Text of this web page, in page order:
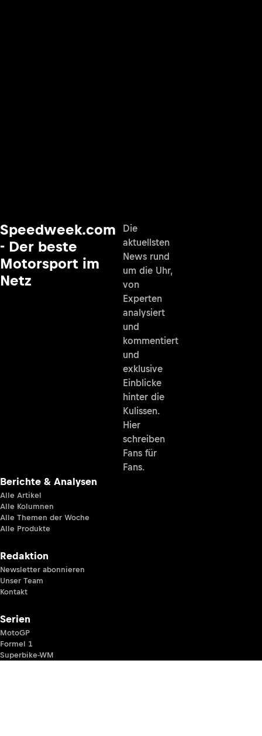
Speedweek.com
- Der beste
Motorsport im
Netz
Die
aktuellsten
News rund
um die Uhr,
von
Experten
analysiert
und
kommentiert
und
exklusive
Einblicke
hinter die
Kulissen.
Hier
schreiben
Fans für
Fans.
Berichte & Analysen
Alle Artikel
Alle Kolumnen
Alle Themen der Woche
Alle Produkte
Redaktion
Newsletter abonnieren
Unser Team
Kontakt
Serien
MotoGP
Formel 1
Superbike-WM